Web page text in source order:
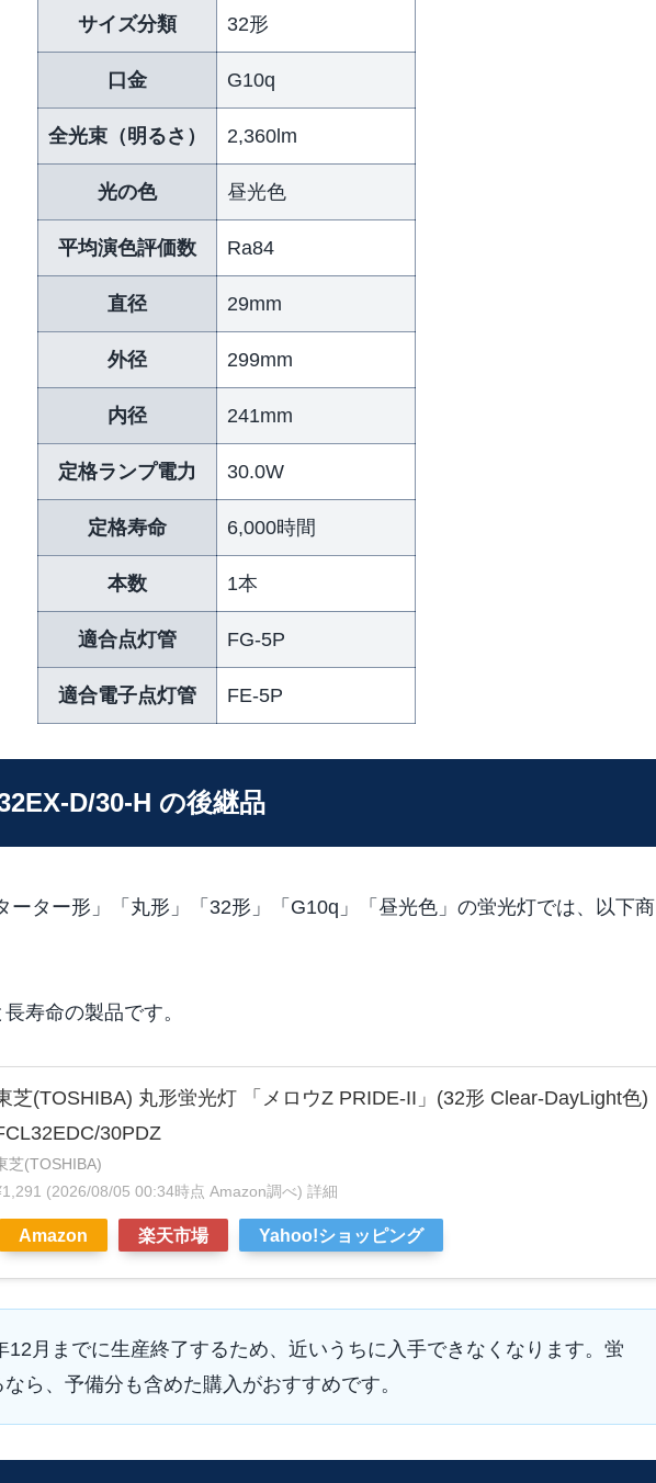
サイズ分類 32形
口金 G10q
全光束（明るさ） 2,360lm
光の色 昼光色
平均演色評価数 Ra84
直径 29mm
外径 299mm
内径 241mm
定格ランプ電力 30.0W
定格寿命 6,000時間
本数 1本
適合点灯管 FG-5P
適合電子点灯管 FE-5P
D/30-H の後継品
ーター形」「丸形」「32形」「G10q」「昼光色」の蛍光灯では、以下商
寿命の製品です。
芝(TOSHIBA) 丸形蛍光灯 「メロウZ PRIDE-II」(32形 Clear-DayLight色)
30PDZ
芝(TOSHIBA)
(2026/08/05 00:34時点 Amazon調べ) 詳細
Amazon 楽天市場 Yahoo!ショッピング
12月までに生産終了するため、近いうちに入手できなくなります。蛍
ら、予備分も含めた購入がおすすめです。